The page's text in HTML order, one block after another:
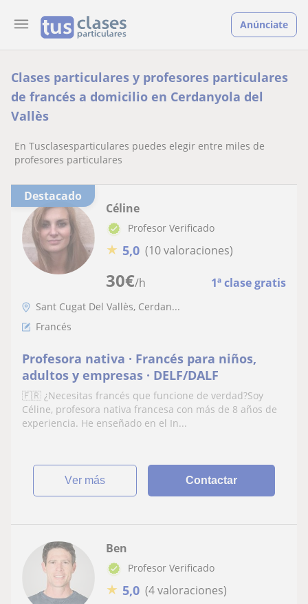
Anúnciate
Clases particulares y profesores particulares
de francés a domicilio en Cerdanyola del
Vallès
En Tusclasesparticulares puedes elegir entre miles de
profesores particulares
Destacado
30€/h 1ª clase gratis
Céline
Profesor Verificado
★ 5,0 (10 valoraciones)
Sant Cugat Del Vallès, Cerdan...
Francés
Profesora nativa · Francés para niños,
adultos y empresas · DELF/DALF
🇫🇷 ¿Necesitas francés que funcione de verdad?Soy
Céline, profesora nativa francesa con más de 8 años de
experiencia. He enseñado en el In...
ver más Contactar
Ben
Profesor Verificado
★ 5,0 (4 valoraciones)